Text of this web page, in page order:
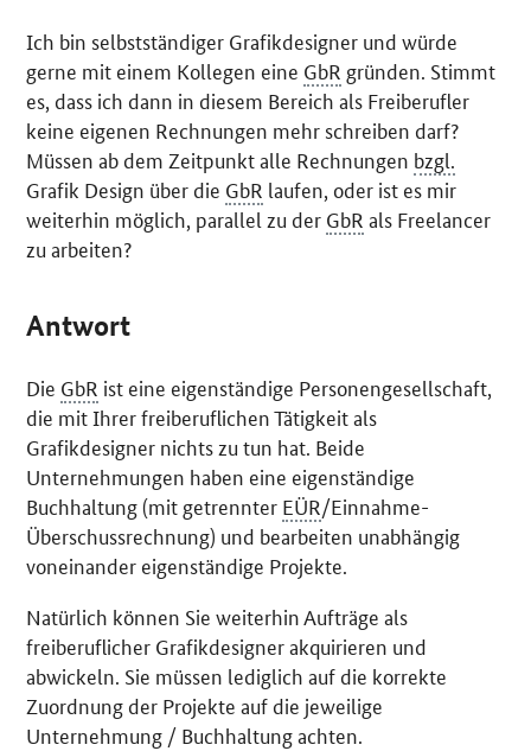
Ich bin selbstständiger Grafikdesigner und würde
gerne mit einem Kollegen eine GbR gründen. Stimmt
es, dass ich dann in diesem Bereich als Freiberufler
keine eigenen Rechnungen mehr schreiben darf?
Müssen ab dem Zeitpunkt alle Rechnungen bzgl.
Grafik Design über die GbR laufen, oder ist es mir
weiterhin möglich, parallel zu der GbR als Freelancer
zu arbeiten?
Antwort
Die GbR ist eine eigenständige Personengesellschaft,
die mit Ihrer freiberuflichen Tätigkeit als
Grafikdesigner nichts zu tun hat. Beide
Unternehmungen haben eine eigenständige
Buchhaltung (mit getrennter EÜR/Einnahme-
Überschussrechnung) und bearbeiten unabhängig
voneinander eigenständige Projekte.
Natürlich können Sie weiterhin Aufträge als
freiberuflicher Grafikdesigner akquirieren und
abwickeln. Sie müssen lediglich auf die korrekte
Zuordnung der Projekte auf die jeweilige
Unternehmung / Buchhaltung achten.